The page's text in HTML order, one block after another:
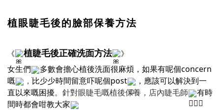
植眼睫毛後的臉部保養方法
《 植睫毛後正確洗面方法 》
女生們
多數會擔心植後洗面很麻煩，如果有呢個concern
嘅
，比少少時間留意吓呢個post
，應該可以解決到一
直以來嘅困擾。針對眼睫毛嘅植後保養，店內睫毛師
有時
間時都會咁教大家